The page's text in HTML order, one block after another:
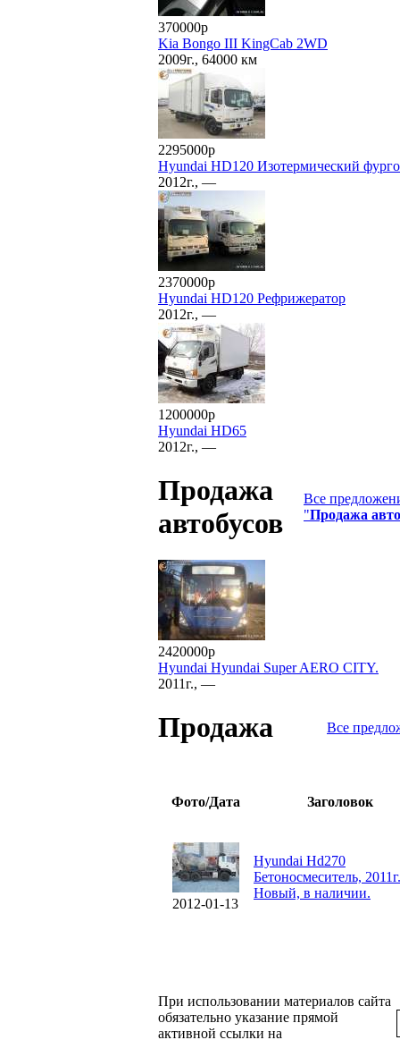
370000р
Kia Bongo III KingCab 2WD
2009г., 64000 км
2295000р
Hyundai HD120 Изотермический
2012г., —
2370000р
Hyundai HD120 Рефрижератор
2012г., —
1200000р
Hyundai HD65
2012г., —
Продажа
автобусов
Все
"Продажа
2420000р
Hyundai Hyundai Super AERO CITY.
2011г., —
Продажа Все
Фото/Дата Заголовок
2012-01-13
Hyundai Hd270
Бетоносмеситель, 2011г.
Новый, в наличии.
При использовании материалов сайта
обязательно указание прямой
активной ссылки на